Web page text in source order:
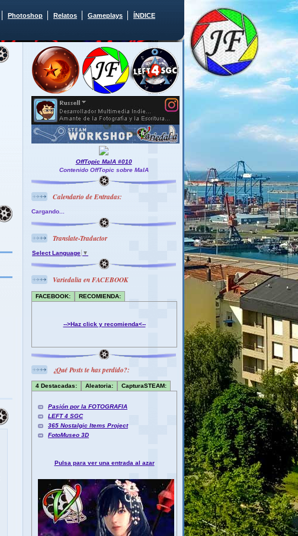
Photoshop Relatos Gameplays
ÍNDICE
OffTopic MaIA #010
Contenido OffTopic sobre MaIA
Calendario de Entradas:
Cargando...
Translate-Traductor
Select Language ▼
Variedalia en FACEBOOK
FACEBOOK: RECOMIENDA:
-->Haz click y recomienda<--
¿Qué Posts te has perdido?:
4 Destacadas: Aleatoria: CapturaSTEAM:
Pasión por la FOTOGRAFIA
LEFT 4 SGC
365 Nostalgic Items Project
FotoMuseo 3D
Pulsa para ver una entrada al azar